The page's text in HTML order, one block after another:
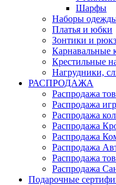
Шарфы
Наборы
Платья и юбки
Зонтики и
Карнавальные
Крестильные
Нагрудники,
РАСПРОДАЖА
Распродажа
Распродажа
Распродажа
Распродажа
Распродажа
Распродажа
Распродажа
Распродажа
Подарочные